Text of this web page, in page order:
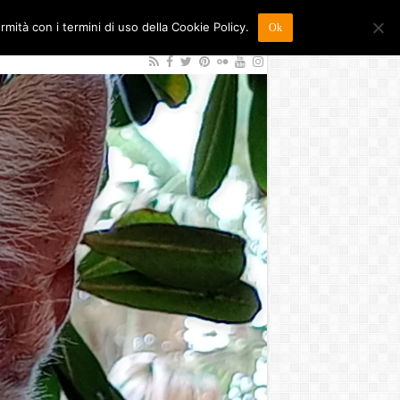
Sostienici Contatti
con i termini di uso della Cookie Policy. Ok